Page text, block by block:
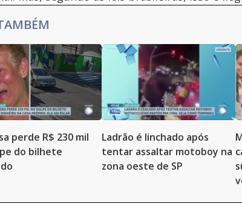
perde R$ 230 mil
do bilhete
Ladrão é linchado após
tentar assaltar motoboy na
zona oeste de SP